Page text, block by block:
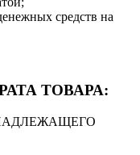
средств на
ТОВАРА: